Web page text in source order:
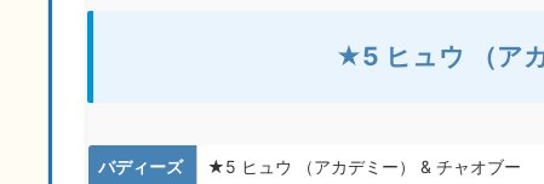
★5 ヒュウ （ア
バディーズ ★5 ヒュウ （アカデミー） & チャオブー